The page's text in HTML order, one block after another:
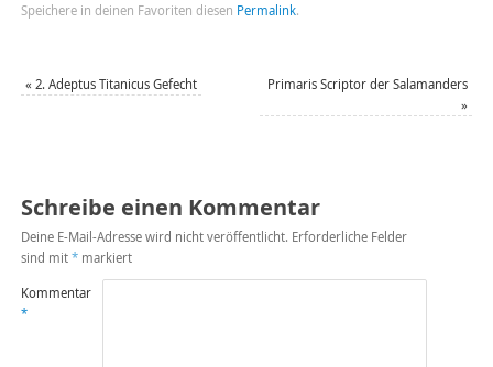
Speichere in deinen Favoriten diesen Permalink.
« 2. Adeptus Titanicus Gefecht
Primaris Scriptor der Salamanders
»
Schreibe einen Kommentar
Deine E-Mail-Adresse wird nicht veröffentlicht. Erforderliche Felder
sind mit *markiert
Kommentar
*